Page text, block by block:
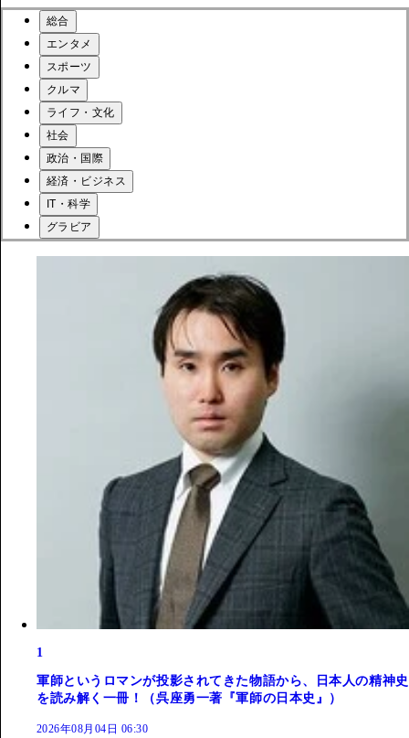
総合
エンタメ
スポーツ
クルマ
ライフ・文化
社会
政治・国際
経済・ビジネス
IT・科学
グラビア
1
軍師というロマンが投影されてきた物語から、日本人の精神史
を読み解く一冊！（呉座勇一著『軍師の日本史』）
2026年08月04日 06:30